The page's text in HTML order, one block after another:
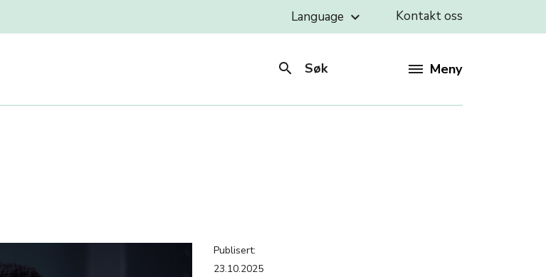
Language keyboard_arrow_down Kontakt oss
search Søk Meny
Publisert:
23.10.2025